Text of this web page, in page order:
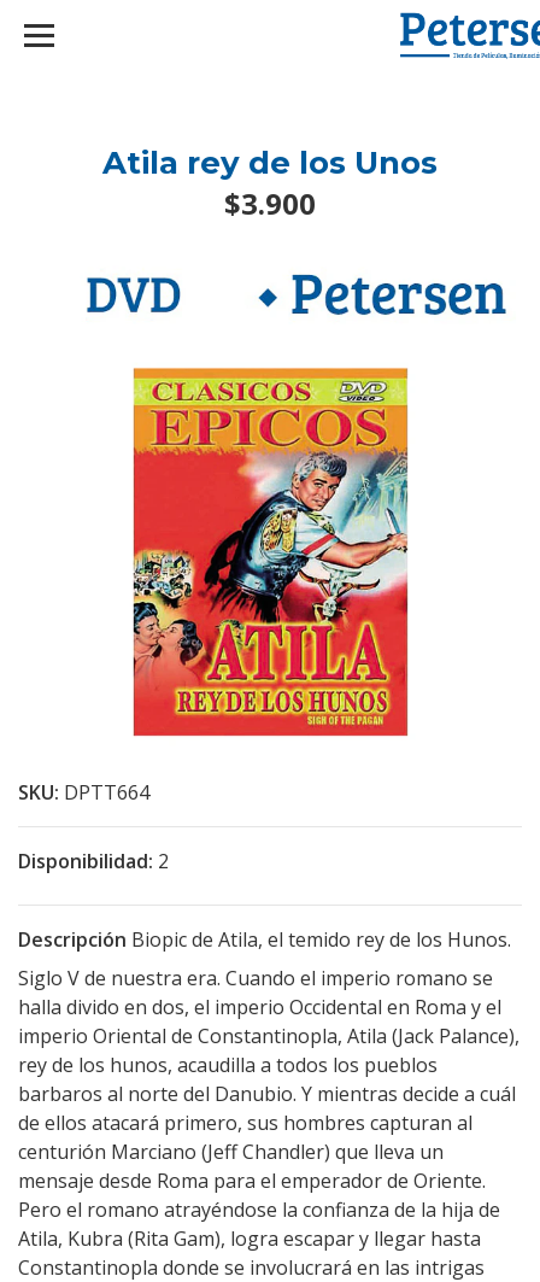
Atila rey de los Unos
$3.900
SKU: DPTT664
Disponibilidad: 2
Descripción Biopic de Atila, el temido rey de los Hunos.
Siglo V de nuestra era. Cuando el imperio romano se
halla divido en dos, el imperio Occidental en Roma y el
imperio Oriental de Constantinopla, Atila (Jack Palance),
rey de los hunos, acaudilla a todos los pueblos
barbaros al norte del Danubio. Y mientras decide a cuál
de ellos atacará primero, sus hombres capturan al
centurión Marciano (Jeff Chandler) que lleva un
mensaje desde Roma para el emperador de Oriente.
Pero el romano atrayéndose la confianza de la hija de
Atila, Kubra (Rita Gam), logra escapar y llegar hasta
Constantinopla donde se involucrará en las intrigas